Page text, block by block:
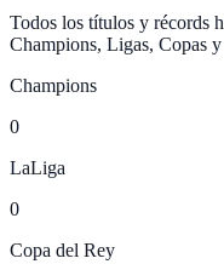
Todos los títulos y récords
Champions, Ligas, Copas
Champions
0
LaLiga
0
Copa del Rey